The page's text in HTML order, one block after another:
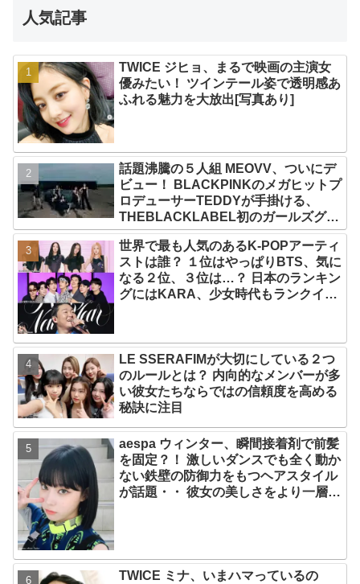
人気記事
TWICE ジヒョ、まるで映画の主演女
優みたい！ ツインテール姿で透明感あ
ふれる魅力を大放出[写真あり]
話題沸騰の５人組 MEOVV、ついにデ
ビュー！ BLACKPINKのメガヒットプ
ロデューサーTEDDYが手掛ける、
THEBLACKLABEL初のガールズグル
ープ！ デビューシングル「MEOW」
をリリース
世界で最も人気のあるK-POPアーティ
ストは誰？ １位はやっぱりBTS、気に
なる２位、３位は…？ 日本のランキン
グにはKARA、少女時代もランクイ
LE SSERAFIMが大切にしている２つ
のルールとは？ 内向的なメンバーが多
い彼女たちならではの信頼度を高める
秘訣に注目
aespa ウィンター、瞬間接着剤で前髪
を固定？！ 激しいダンスでも全く動か
ない鉄壁の防御力をもつヘアスタイル
が話題・・ 彼女の美しさをより一層引
TWICE ミナ、いまハマっているの